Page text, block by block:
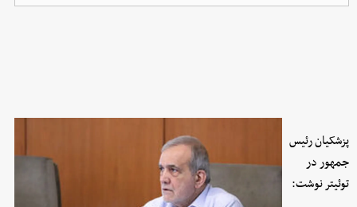
پزشکیان رئیس
جمهور در
توئیتر نوشت: